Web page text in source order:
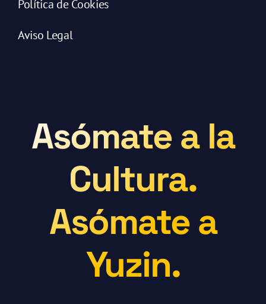
Política de Cookies
Aviso Legal
Asómate a la
Cultura.
Asómate a
Yuzin.